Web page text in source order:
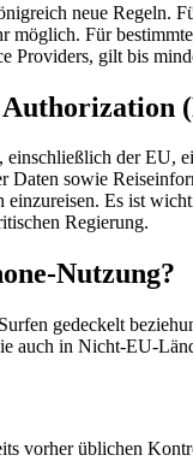
neue Regeln.
Für
Providers, gilt bis
einschließlich der
Daten sowie
Es ist
Regierung.
Nutzung?
gedeckelt
auch in Nicht-EU-
vorher üblichen